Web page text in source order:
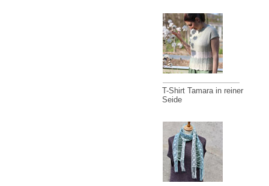
T-Shirt Tamara in reiner
Seide